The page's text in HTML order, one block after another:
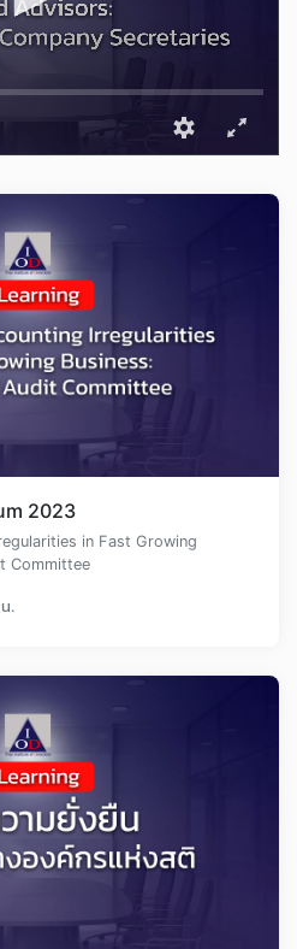
2023
in Fast Growing
Committee
.
Loading...